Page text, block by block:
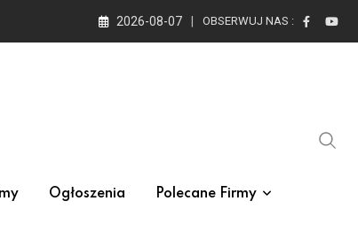
2026-08-07 OBSERWUJ NAS :
Ogłoszenia Polecane Firmy